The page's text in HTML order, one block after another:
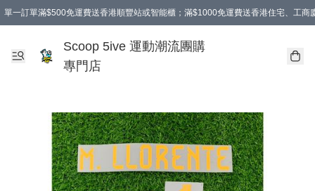
單一訂單滿$500免運費送香港順豐站或智能櫃；滿$1000免運費送香港住宅、工商
Scoop 5ive 運動潮流團購
專門店